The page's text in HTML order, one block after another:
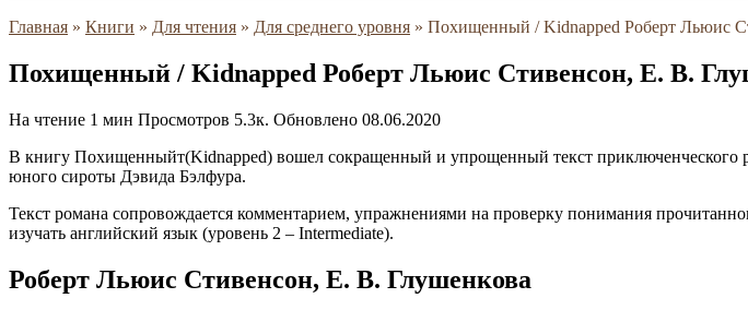
Главная » Книги » Для чтения » Для среднего уровня » Похищенный / Kidnapped Роберт Льюис
Похищенный / Kidnapped Роберт Льюис Стивенсон, Е. В.
На чтение 1 мин Просмотров 5.3к. Обновлено 08.06.2020
В книгу Похищенныйт(Kidnapped) вошел сокращенный и упрощенный текст
юного сироты Дэвида Бэлфура.
Текст романа сопровождается комментарием, упражнениями на проверку понимания
изучать английский язык (уровень 2 – Intermediate).
Роберт Льюис Стивенсон, Е. В. Глушенкова